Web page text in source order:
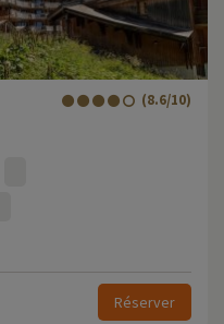
(8.6/10)
Réserver